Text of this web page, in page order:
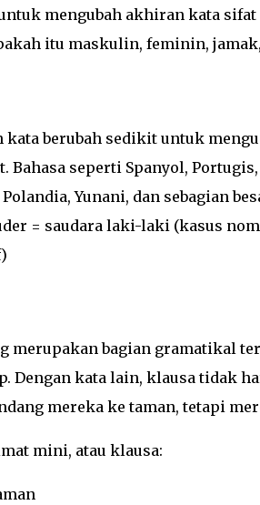
mengubah akhiran kata sifat
itu maskulin, feminin,
kata berubah sedikit untuk
Bahasa seperti Spanyol,
Yunani, dan sebagian
= saudara laki-laki (kasus
merupakan bagian gramatikal
Dengan kata lain, klausa tidak
mereka ke taman, tetapi
mini, atau klausa: